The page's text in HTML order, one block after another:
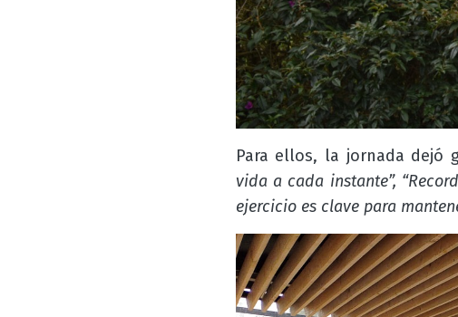
Para ellos, la jornada dejó
vida a cada instante”,
ejercicio es clave para